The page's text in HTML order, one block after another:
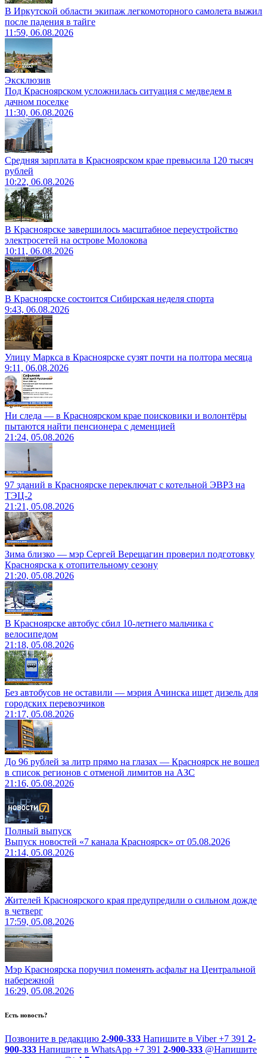
В Иркутской области экипаж легкомоторного самолета выжил
после падения в тайге
11:59, 06.08.2026
Эксклюзив
Под Красноярском усложнилась ситуация с медведем в
дачном поселке
11:30, 06.08.2026
Средняя зарплата в Красноярском крае превысила 120 тысяч
рублей
10:22, 06.08.2026
В Красноярске завершилось масштабное переустройство
электросетей на острове Молокова
10:11, 06.08.2026
В Красноярске состоится Сибирская неделя спорта
9:43, 06.08.2026
Улицу Маркса в Красноярске сузят почти на полтора месяца
9:11, 06.08.2026
Ни следа — в Красноярском крае поисковики и волонтёры
пытаются найти пенсионера с деменцией
21:24, 05.08.2026
97 зданий в Красноярске переключат с котельной ЭВРЗ на
ТЭЦ-2
21:21, 05.08.2026
Зима близко — мэр Сергей Верещагин проверил подготовку
Красноярска к отопительному сезону
21:20, 05.08.2026
В Красноярске автобус сбил 10-летнего мальчика с
велосипедом
21:18, 05.08.2026
Без автобусов не оставили — мэрия Ачинска ищет дизель для
городских перевозчиков
21:17, 05.08.2026
До 96 рублей за литр прямо на глазах — Красноярск не вошел
в список регионов с отменой лимитов на АЗС
21:16, 05.08.2026
Полный выпуск
Выпуск новостей «7 канала Красноярск» от 05.08.2026
21:14, 05.08.2026
Жителей Красноярского края предупредили о сильном дожде
в четверг
17:59, 05.08.2026
Мэр Красноярска поручил поменять асфальт на Центральной
набережной
16:29, 05.08.2026
Есть новость?
Позвоните в редакцию 2-900-333 Напишите в Viber +7 391 2-
900-333 Напишите в WhatsApp +7 391 2-900-333 @Напишите